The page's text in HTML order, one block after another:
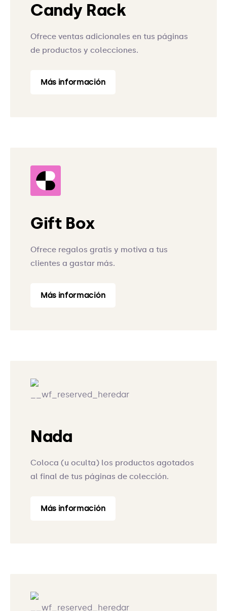
Candy Rack
Ofrece ventas adicionales en tus páginas
de productos y colecciones.
Más información
Gift Box
Ofrece regalos gratis y motiva a tus
clientes a gastar más.
Más información
Nada
Coloca (u oculta) los productos agotados
al final de tus páginas de colección.
Más información